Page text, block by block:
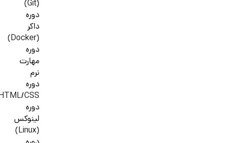
(Git)
دوره
داکر
(Docker)
دوره
مهارت
نرم
دوره
CSS
دوره
لینوکس
(Linux)